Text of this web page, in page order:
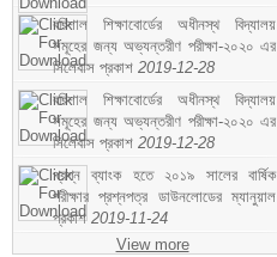
বরিশাল শিক্ষাবোর্ডের অধীনস্থ বিদ্যালয়
সমূহের জন্য অভ্যন্তরীণ পরীক্ষা-২০২০ এর
সিলেবাস প্রকাশ 2019-12-28
বরিশাল শিক্ষাবোর্ডের অধীনস্থ বিদ্যালয়
সমূহের জন্য অভ্যন্তরীণ পরীক্ষা-২০২০ এর
সিলেবাস প্রকাশ 2019-12-28
প্রশ্ন ব্যাংক হতে ২০১৯ সালের বার্ষিক
পরীক্ষার প্রশ্নপত্র ডাউনলোডের ম্যানুয়াল
প্রকাশ 2019-11-24
View more